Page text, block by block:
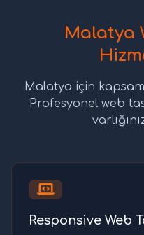
Malatya
Malatya için
Profesyonel web
Responsive Web